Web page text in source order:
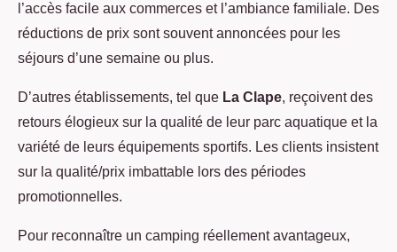
l’accès facile aux commerces et l’ambiance familiale. Des
réductions de prix sont souvent annoncées pour les
séjours d’une semaine ou plus.
D’autres établissements, tel que La Clape, reçoivent des
retours élogieux sur la qualité de leur parc aquatique et la
variété de leurs équipements sportifs. Les clients insistent
sur la qualité/prix imbattable lors des périodes
promotionnelles.
Pour reconnaître un camping réellement avantageux,